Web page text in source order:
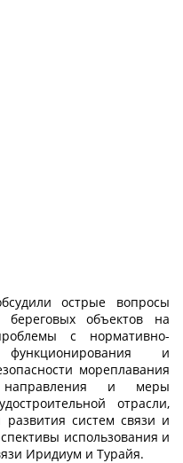
острые вопросы
объектов на
с нормативно-
и
мореплавания
и меры
отрасли,
систем связи и
использования и
Иридиум и Турайя.